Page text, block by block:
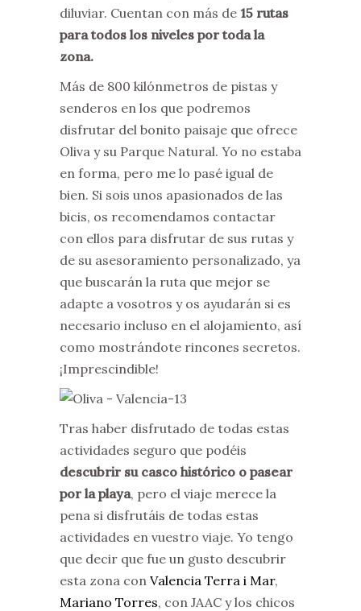
diluviar. Cuentan con más de 15 rutas
para todos los niveles por toda la
zona.
Más de 800 kilónmetros de pistas y
senderos en los que podremos
disfrutar del bonito paisaje que ofrece
Oliva y su Parque Natural. Yo no estaba
en forma, pero me lo pasé igual de
bien. Si sois unos apasionados de las
bicis, os recomendamos contactar
con ellos para disfrutar de sus rutas y
de su asesoramiento personalizado, ya
que buscarán la ruta que mejor se
adapte a vosotros y os ayudarán si es
necesario incluso en el alojamiento, así
como mostrándote rincones secretos.
¡Imprescindible!
Tras haber disfrutado de todas estas
actividades seguro que podéis
descubrir su casco histórico o pasear
por la playa, pero el viaje merece la
pena si disfrutáis de todas estas
actividades en vuestro viaje. Yo tengo
que decir que fue un gusto descubrir
esta zona con Valencia Terra i Mar,
Mariano Torres, con JAAC y los chicos